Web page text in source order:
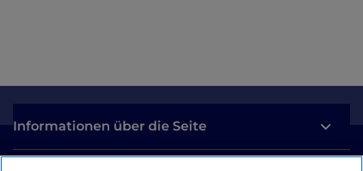
Informationen über die Seite